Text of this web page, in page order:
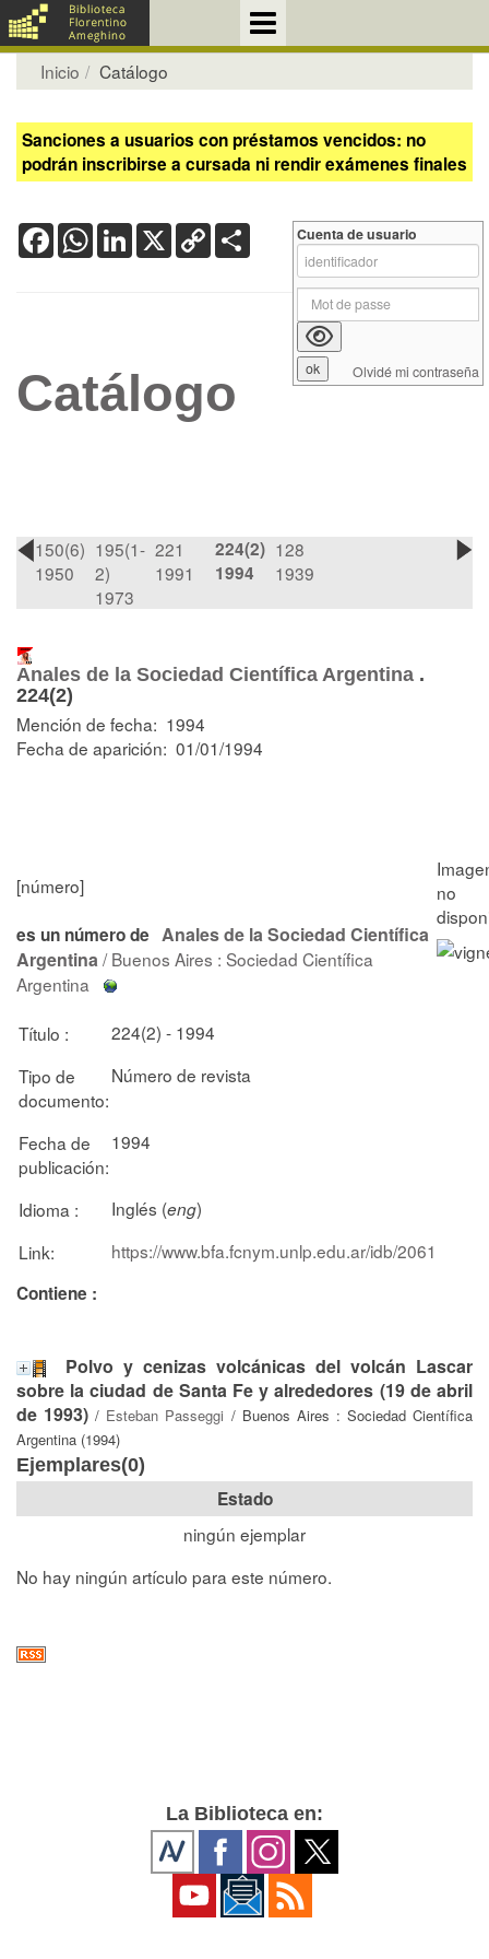
Inicio Catálogo
Sanciones a usuarios con préstamos vencidos: no
podrán inscribirse a cursada ni rendir exámenes finales
FacebookWhatsApp
LinkedIn
X Copy
Link
Catálogo
150(6)
1950
195(1-
2)
1973
221
1991
224(2)
1994
128
1939
Anales de la Sociedad Científica Argentina .
224(2)
Mención de fecha: 1994
Fecha de aparición: 01/01/1994
[número]
es un número de Anales de la Sociedad Científica
Argentina / Buenos Aires : Sociedad Científica
Argentina
Título :
224(2) - 1994
Tipo de
documento:
Número de revista
Fecha de
publicación:
1994
Idioma : Inglés (eng)
Link:
https://www.bfa.fcnym.unlp.edu.ar/idb/2061
Contiene :
Polvo y cenizas volcánicas del volcán Lascar
sobre la ciudad de Santa Fe y alrededores (19 de abril
de 1993) / Esteban Passeggi / Buenos Aires : Sociedad Científica
Argentina (1994)
Ejemplares(0)
Estado
ningún ejemplar
No hay ningún artículo para este número.
Cuenta de usuario
Olvidé mi contraseña
La Biblioteca en: